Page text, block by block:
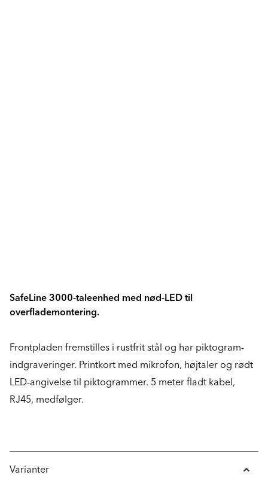
SafeLine 3000-taleenhed med nød-LED til
overflademontering.
Frontpladen fremstilles i rustfrit stål og har piktogram-
indgraveringer. Printkort med mikrofon, højtaler og rødt
LED-angivelse til piktogrammer. 5 meter fladt kabel,
RJ45, medfølger.
Varianter